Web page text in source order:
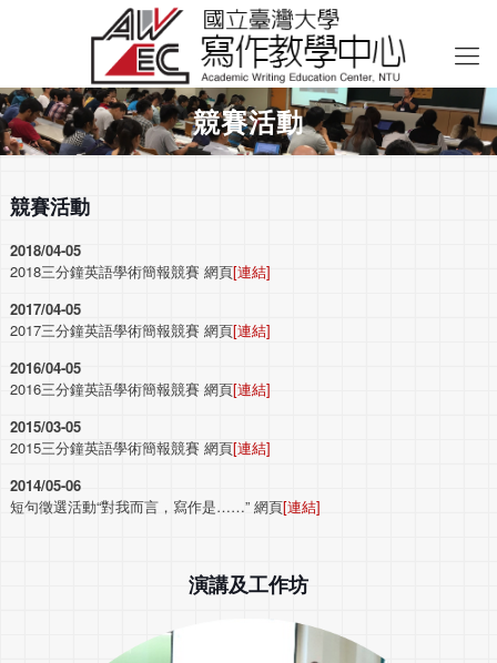
競賽活動
競賽活動
2018/04-05
2018三分鐘英語學術簡報競賽 網頁[連結]
2017/04-05
2017三分鐘英語學術簡報競賽 網頁[連結]
2016/04-05
2016三分鐘英語學術簡報競賽 網頁[連結]
2015/03-05
2015三分鐘英語學術簡報競賽 網頁[連結]
2014/05-06
短句徵選活動“對我而言，寫作是……”網頁[連結]
演講及工作坊